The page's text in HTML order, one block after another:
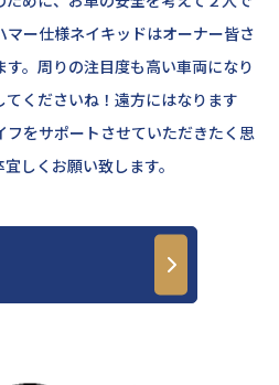
ー仕様ネイキッドはオーナー皆さ
。周りの注目度も高い車両になり
くださいね！遠方にはなります
をサポートさせていただきたく思
しくお願い致します。